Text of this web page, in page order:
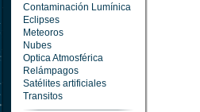
Contaminación Lumínica
Eclipses
Meteoros
Nubes
Optica Atmosférica
Relámpagos
Satélites artificiales
Transitos